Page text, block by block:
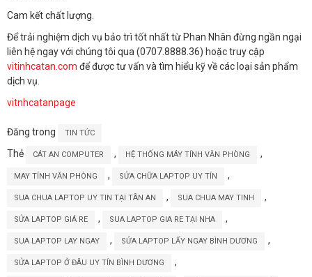
Cam kết chất lượng.
Để trải nghiệm dịch vụ bảo trì tốt nhất từ Phan Nhân đừng ngần ngại
liên hệ ngay với chúng tôi qua (0707.8888.36) hoặc truy cập
vitinhcatan.com để được tư vấn và tìm hiểu kỹ về các loại sản phẩm
dịch vụ.
vitnhcatanpage
Đăng trong TIN TỨC
Thẻ CÁT AN COMPUTER , HỆ THỐNG MÁY TÍNH VĂN PHÒNG ,
MAY TÍNH VĂN PHÒNG , SỬA CHỮA LAPTOP UY TÍN ,
SUA CHUA LAPTOP UY TIN TẠI TÂN AN , SUA CHUA MAY TINH ,
SỬA LAPTOP GIÁ RE , SUA LAPTOP GIA RE TẠI NHA ,
SUA LAPTOP LAY NGAY , SỬA LAPTOP LẤY NGAY BÌNH DƯƠNG ,
SỬA LAPTOP Ở ĐÂU UY TÍN BÌNH DƯƠNG ,